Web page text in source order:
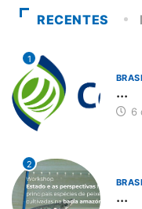
RECENTES
1
...
6
2
...